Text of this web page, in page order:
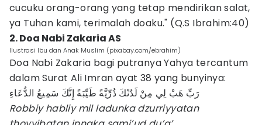
cucuku orang-orang yang tetap mendirikan salat,
ya Tuhan kami, terimalah doaku." (Q.S Ibrahim:40)
2. Doa Nabi Zakaria AS
Ilustrasi Ibu dan Anak Muslim (pixabay.com/ebrahim)
Doa Nabi Zakaria bagi putranya Yahya tercantum
dalam Surat Ali Imran ayat 38 yang bunyinya:
رَبِّ هَبْ لِي مِنْ لَدُنْكَ ذُرِّيَّةً طَيِّبَةً إِنَّكَ سَمِيعُ الدُّعَاءِ
Robbiy habliy mil ladunka dzurriyyatan